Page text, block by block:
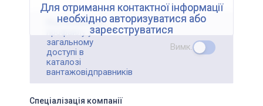
Для отримання контактної інформації
необхідно авторизуватися або
зареєструватися
Відображення
профайлу у
загальному
доступі в
каталозі
вантажовідправників
Вимк.
Спеціалізація компанії